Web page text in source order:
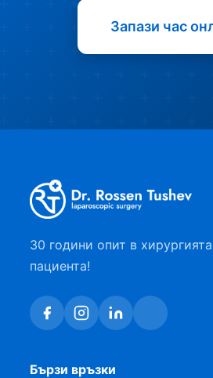
Запази час
30 години опит в
пациента!
Бързи връзки